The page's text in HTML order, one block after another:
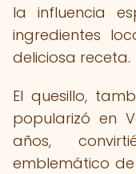
la influencia
ingredientes
deliciosa receta.
El quesillo,
popularizó en
años,
emblemático